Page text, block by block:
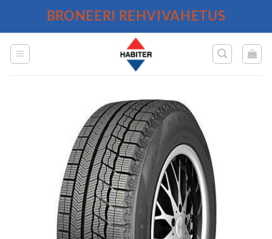
BRONEERI REHVIVAHETUS